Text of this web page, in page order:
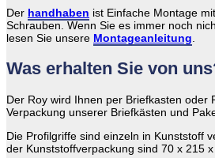
Der handhaben ist Einfache Montage
Schrauben. Wenn Sie es immer noch
lesen Sie unsere Montageanleitung
Was erhalten Sie von
Der Roy wird Ihnen per Briefkasten oder
Verpackung unserer Briefkästen und
Die Profilgriffe sind einzeln in Kunststoff
der Kunststoffverpackung sind 70 x 215